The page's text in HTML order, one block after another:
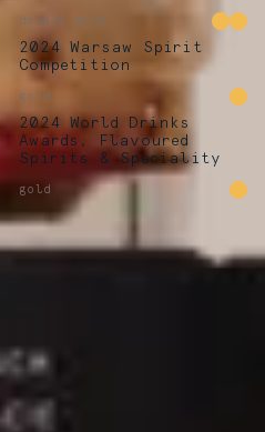
double gold
2024 Warsaw Spirit
Competition
gold
2024 World Drinks
Awards, Flavoured
Spirits & Speciality
gold